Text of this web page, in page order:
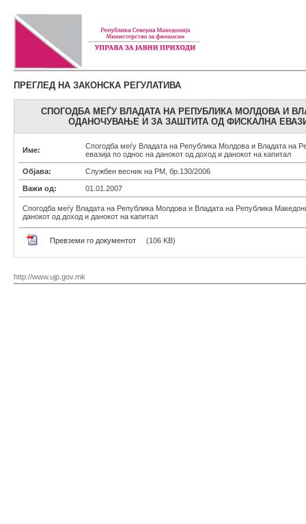
ПРЕГЛЕД НА ЗАКОНСКА РЕГУЛАТИВА
СПОГОДБА МЕЃУ ВЛАДАТА НА РЕПУБЛИКА МОЛДОВА И
ОДАНОЧУВАЊЕ И ЗА ЗАШТИТА ОД ФИСКАЛНА
Име:
Спогодба меѓу Владата на Република Молдова и Владата на
евазија по однос на данокот од доход и данокот на капитал
Објава: Службен весник на РМ, бр.130/2006
Важи од: 01.01.2007
Спогодба меѓу Владата на Република Молдова и Владата на Република
данокот од доход и данокот на капитал
Превземи го документот (106 KB)
http://www.ujp.gov.mk